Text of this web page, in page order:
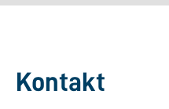
Kontakt